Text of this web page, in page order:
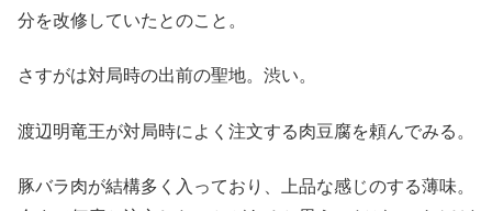
分を改修していたとのこと。
さすがは対局時の出前の聖地。渋い。
渡辺明竜王が対局時によく注文する肉豆腐を頼んでみる。
豚バラ肉が結構多く入っており、上品な感じのする薄味。